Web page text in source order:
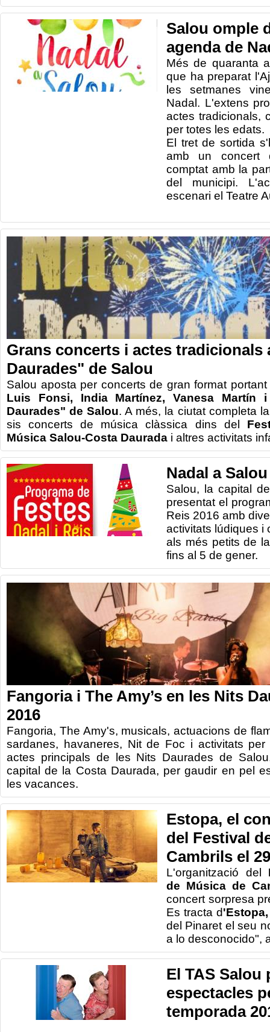
Salou omple
agenda de
Més de quaranta
que ha preparat
les setmanes
Nadal. L'extens
actes tradicionals,
per totes les edats.
El tret de sortida
amb un concert
comptat amb la
del municipi.
escenari el Teatre
Grans concerts i actes tradicionals
Daurades" de Salou
Salou aposta per concerts de gran format
Luis Fonsi, India Martínez, Vanesa
Daurades" de Salou. A més, la ciutat completa
sis concerts de música clàssica dins del
Música Salou-Costa Daurada i altres activitats
Nadal a Salou
Salou, la capital
presentat el
Reis 2016 amb
activitats lúdiques i
als més petits de
fins al 5 de gener.
Fangoria i The Amy’s en les Nits
2016
Fangoria, The Amy's, musicals, actuacions de
sardanes,
havaneres, Nit de Foc i activitats
actes principals de les Nits Daurades de Salou
capital de la Costa Daurada, per gaudir en pel
les vacances.
Estopa, el
del Festival
Cambrils el
L'organització del
de Música de
concert sorpresa
Es tracta d'Estopa,
del Pinaret el seu
a lo desconocido",
El TAS Salou
espectacles
temporada